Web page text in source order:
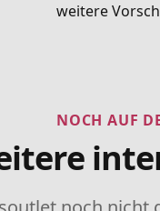
weitere
NOCH AUF